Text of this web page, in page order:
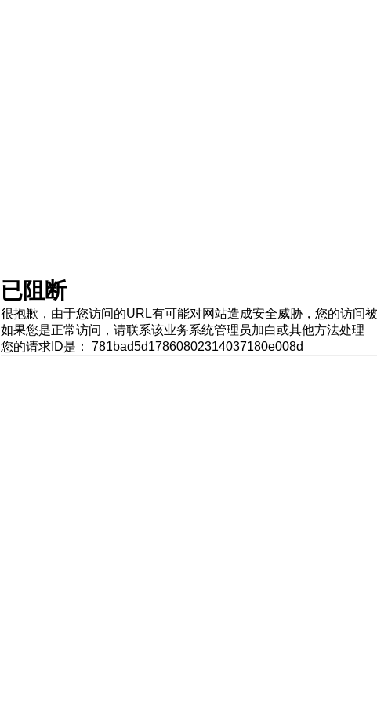
已阻断
很抱歉，由于您访问的URL有可能对网站造成安全威胁，您的访问
如果您是正常访问，请联系该业务系统管理员加白或其他方法处理
您的请求ID是： 781bad5d17860802314037180e008d